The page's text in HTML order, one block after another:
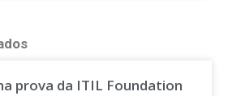
prova da ITIL Foundation